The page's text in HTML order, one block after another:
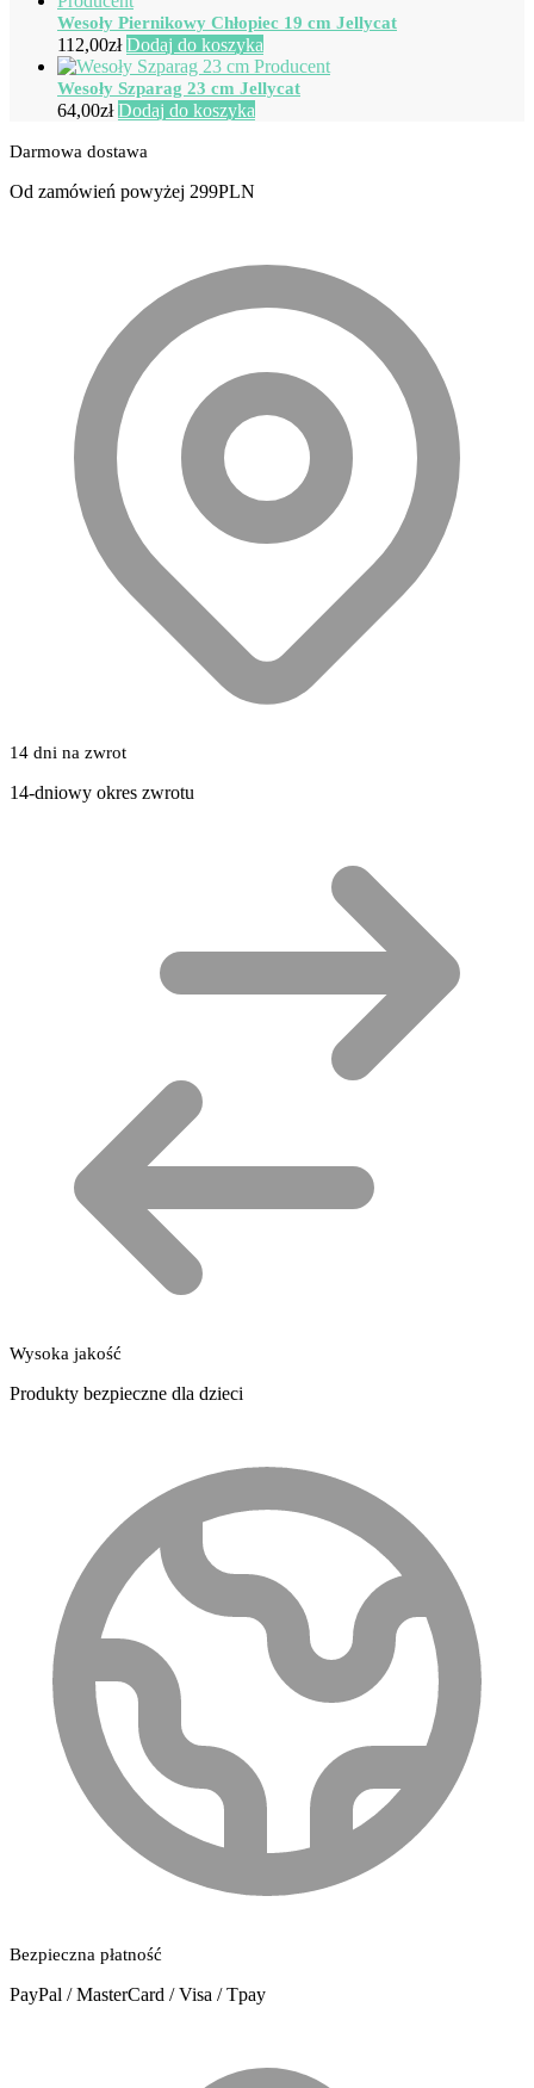
Wesoły Piernikowy Chłopiec 19 cm Jellycat
112,00zł Dodaj do koszyka
Wesoły Szparag 23 cm Jellycat
64,00zł Dodaj do koszyka
Darmowa dostawa
Od zamówień powyżej 299PLN
14 dni na zwrot
14-dniowy okres zwrotu
Wysoka jakość
Produkty bezpieczne dla dzieci
Bezpieczna płatność
PayPal / MasterCard / Visa / Tpay